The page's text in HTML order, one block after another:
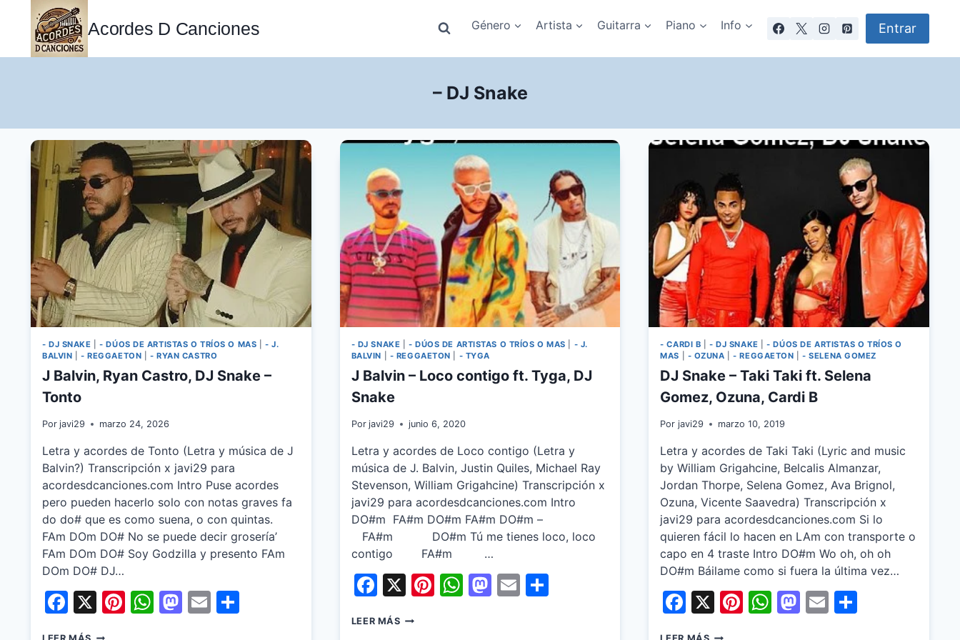
contenido
Acordes D Canciones Género Artista Guitarra Piano Info Entrar
– DJ Snake
- DJ SNAKE |- DÚOS DE ARTISTAS O TRÍOS O MAS
- J.
BALVIN |- REGGAETON - RYAN CASTRO
J Balvin, Ryan Castro, DJ Snake –
Tonto
Por javi29 marzo 24, 2026
Letra y acordes de Tonto (Letra y música de J
Balvin?) Transcripción x javi29 para
acordesdcanciones.com Intro Puse acordes
pero pueden hacerlo solo con notas graves fa
do do# que es como suena, o con quintas.
FAm DOm DO# No se puede decir grosería’
FAm DOm DO# Soy Godzilla y presento FAm
DOm DO# DJ…
Facebook
X Pinterest
WhatsApp
Mastodon
Email
- DJ SNAKE - DÚOS DE ARTISTAS O TRÍOS O MAS
- J.
BALVIN
- REGGAETON - TYGA
J Balvin – Loco contigo ft. Tyga, DJ
Snake
Por javi29 junio 6, 2020
Letra y acordes de Loco contigo (Letra y
música de J. Balvin, Justin Quiles, Michael Ray
Stevenson, William Grigahcine) Transcripción x
javi29 para acordesdcanciones.com Intro
DO#m FA#m DO#m FA#m DO#m –
FA#m DO#m Tú me tienes loco, loco
contigo FA#m …
Facebook
X Pinterest
WhatsApp
Mastodon
EmailShare
LEER MÁSJ
- CARDI B |- DJ SNAKE |- DÚOS DE ARTISTAS O TRÍOS O
MAS
- OZUNA |- REGGAETON |- SELENA GOMEZ
DJ Snake – Taki Taki ft. Selena
Gomez, Ozuna, Cardi B
Por javi29 marzo 10, 2019
Letra y acordes de Taki Taki (Lyric and music
by William Grigahcine, Belcalis Almanzar,
Jordan Thorpe, Selena Gomez, Ava Brignol,
Ozuna, Vicente Saavedra) Transcripción x
javi29 para acordesdcanciones.com Si lo
quieren fácil lo hacen en LAm con transporte o
capo en 4 traste Intro DO#m Wo oh, oh oh
DO#m Báilame como si fuera la última vez…
Facebook
X Pinterest
WhatsApp
Mastodon
Email
DJ